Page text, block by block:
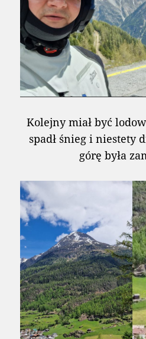
Kolejny miał być
spadł śnieg i niestety
górę była